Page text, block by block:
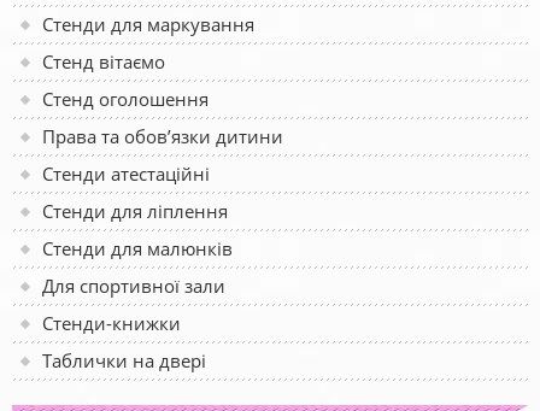
Стенди для маркування
Стенд вітаємо
Стенд оголошення
Права та обов’язки дитини
Стенди атестаційні
Стенди для ліплення
Стенди для малюнків
Для спортивної зали
Стенди-книжки
Таблички на двері